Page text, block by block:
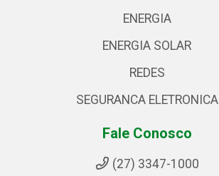
ENERGIA
ENERGIA SOLAR
REDES
SEGURANCA ELETRONICA
Fale Conosco
(27) 3347-1000